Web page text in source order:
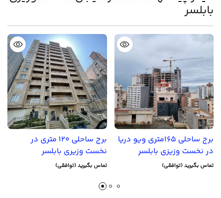
بابلسر
برج ساحلی 120 متری در
نخست وزیری بابلسر
تماس بگیرید (توافقی)
برج ساحلی 165متری ویو دریا
در نخست وزیزی بابلسر
تماس بگیرید (توافقی)